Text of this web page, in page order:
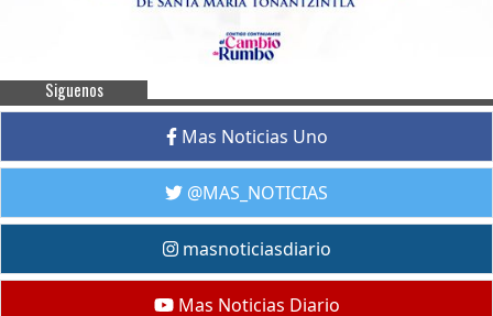
Siguenos
Mas Noticias Uno
@MAS_NOTICIAS
masnoticiasdiario
Mas Noticias Diario